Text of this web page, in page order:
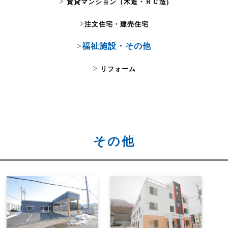
賃貸マンション（木造・ＲＣ造)
>注文住宅・建売住宅
>福祉施設・その他
> リフォーム
その他